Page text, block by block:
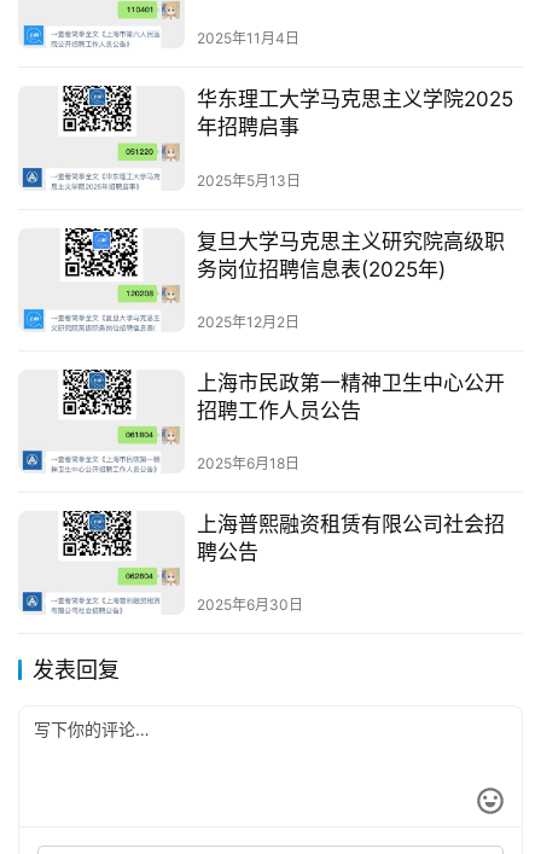
2025年11月4日
华东理工大学马克思主义学院2025
年招聘启事
2025年5月13日
复旦大学马克思主义研究院高级职
务岗位招聘信息表(2025年)
2025年12月2日
上海市民政第一精神卫生中心公开
招聘工作人员公告
2025年6月18日
上海普熙融资租赁有限公司社会招
聘公告
2025年6月30日
发表回复